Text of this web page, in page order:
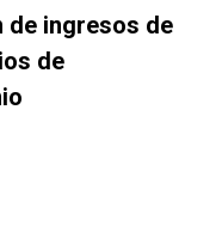
de ingresos de
de